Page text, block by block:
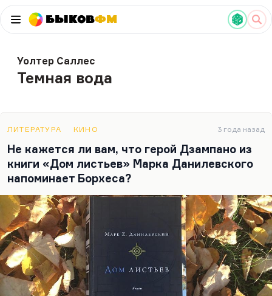
БыковФМ
Уолтер Саллес
Темная вода
ЛИТЕРАТУРА КИНО 3 года назад
Не кажется ли вам, что герой Дзампано из
книги «Дом листьев» Марка Данилевского
напоминает Борхеса?